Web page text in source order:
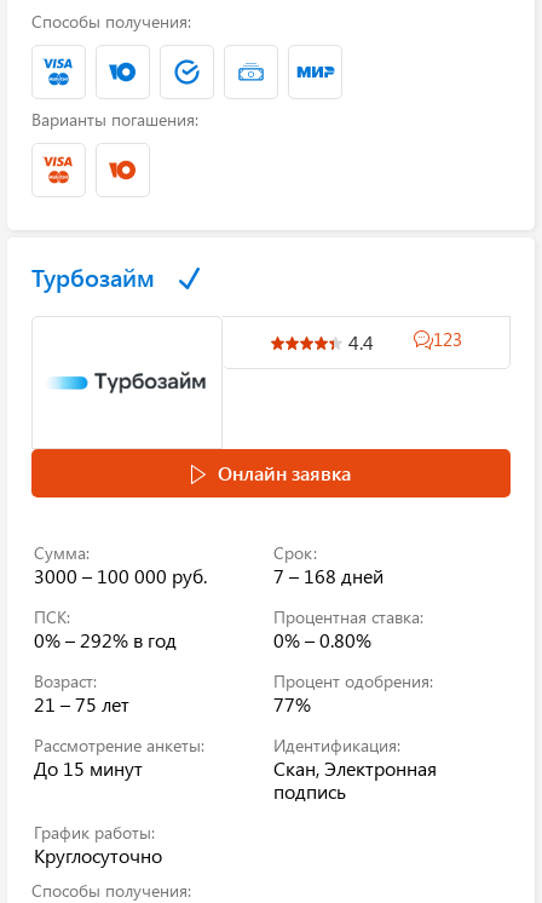
Способы получения:
Варианты погашения:
Турбозайм
4.4 123
Онлайн заявка
Сумма:
3000 – 100 000 руб.
Срок:
7 – 168 дней
ПСК:
0% – 292% в год
Процентная ставка:
0% – 0.80%
Возраст:
21 – 75 лет
Процент одобрения:
77%
Рассмотрение анкеты:
До 15 минут
Идентификация:
Скан, Электронная
подпись
График работы:
Круглосуточно
Способы получения: